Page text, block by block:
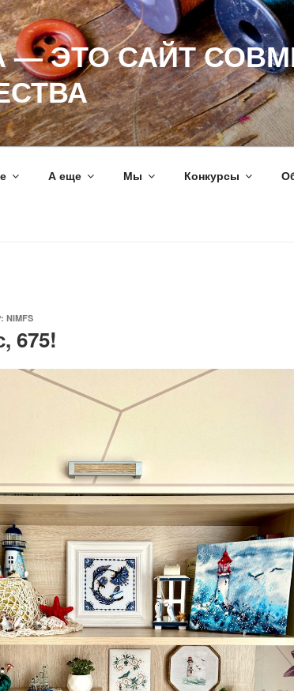
— ЭТО САЙТ
А еще Мы Конкурсы
NIMFS
675!